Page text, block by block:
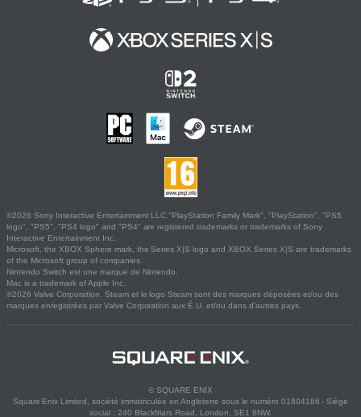
©2026 Sony Interactive Entertainment LLC."PlayStation Family Mark", "PlayStation", "PS5
logo", "PS5", "PS4 logo" and "PS4" are registered trademarks or trademarks of Sony
Interactive Entertainment Inc.
Microsoft, the XBOX Sphere mark, the Series X|S logo and XBOX Series X|S are trademarks
of the Microsoft group of companies.
Nintendo Switch est une marque de Nintendo.
Mac is a trademark of Apple Inc.
©2026 Valve Corporation. Steam et le logo Steam sont des marques déposées et/ou des
marques enregistrées par Valve Corporation aux É.U. et/ou dans d'autres pays.
© SQUARE ENIX
Square Enix Limited, société immatriculée en Angleterre sous le numéro 01804186 - Siège
social : 240 Blackfriars Road, London, SE1 8NW.